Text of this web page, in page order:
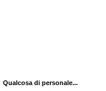
Qualcosa di personale...